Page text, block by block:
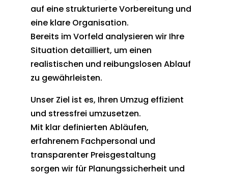
auf eine strukturierte Vorbereitung und
eine klare Organisation.
Bereits im Vorfeld analysieren wir Ihre
Situation detailliert, um einen
realistischen und reibungslosen Ablauf
zu gewährleisten.
Unser Ziel ist es, Ihren Umzug effizient
und stressfrei umzusetzen.
Mit klar definierten Abläufen,
erfahrenem Fachpersonal und
transparenter Preisgestaltung
sorgen wir für Planungssicherheit und